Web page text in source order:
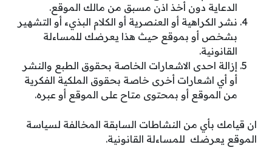
الدعاية دون أخذ اذن مسبق من مالك الموقع.
نشر الكراهية أو العنصرية أو الكلام البذيء أو التشهير
بشخص أو بموقع حيث هذا يعرضك للمساءلة
القانونية.
إزالة احدى الاشعارات الخاصة بحقوق الطبع والنشر
أو أي اشعارات أخرى خاصة بحقوق الملكية الفكرية
من الموقع أو بمحتوى متاح على الموقع أو عبره.
ان قيامك بأي من النشاطات السابقة المخالفة لسياسة
الموقع يعرضك للمساءلة القانونية.